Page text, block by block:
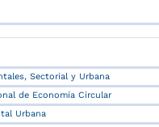
Sectorial y Urbana
de Economía Circular
Urbana